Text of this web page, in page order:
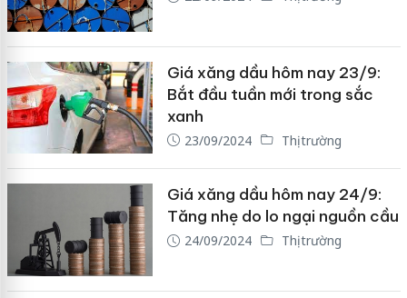
Giá xăng dầu hôm nay 23/9:
Bắt đầu tuần mới trong sắc
xanh
23/09/2024 Thị trường
Giá xăng dầu hôm nay 24/9:
Tăng nhẹ do lo ngại nguồn cầu
24/09/2024 Thị trường